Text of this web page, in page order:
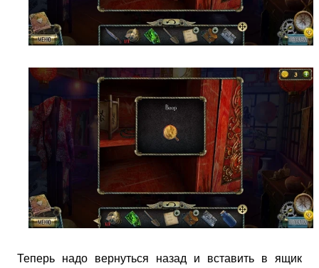
Теперь надо вернуться назад и вставить в ящик